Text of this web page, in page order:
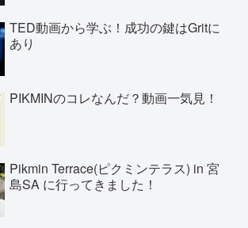
TED動画から学ぶ！成功の鍵はGritに
あり
PIKMINのコレなんだ？動画一気見！
Pikmin Terrace(ピクミンテラス) in 宮
島SA に行ってきました！